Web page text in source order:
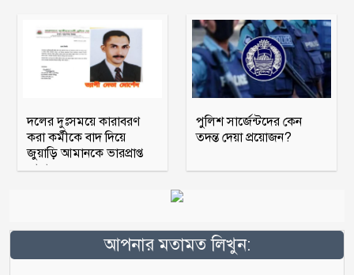
দলের দুঃসময়ে কারাবরণ
করা কর্মীকে বাদ দিয়ে
জুয়াড়ি আমানকে ভারপ্রাপ্ত
আহ্বায়ক
পুলিশ সার্জেন্টদের কেন
তদন্ত দেয়া প্রয়োজন?
আপনার মতামত লিখুন: